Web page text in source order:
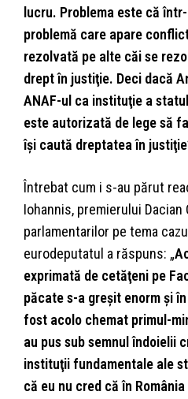
lucru. Problema este că
problemă care apare
rezolvată pe alte căi se
drept în justiţie. Deci dacă
ANAF-ul ca instituţie a
este autorizată de lege să
îşi caută dreptatea în
Întrebat cum i s-au părut
Iohannis, premierului Dacian
parlamentarilor pe tema
eurodeputatul a răspuns: „
exprimată de cetăţeni pe
păcate s-a greşit enorm şi
fost acolo chemat primul-
au pus sub semnul îndoielii
instituţii fundamentale ale
că eu nu cred că în